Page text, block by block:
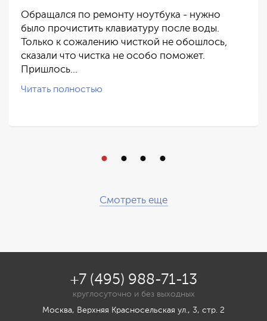
Обращался по ремонту ноутбука - нужно
было прочистить клавиатуру после воды.
Только к сожалению чисткой не обошлось,
сказали что чистка не особо поможет.
Пришлось…
Читать полностью
Смотреть еще
+7 (495) 988-71-13
круглосуточно и без выходных
Москва, Верхняя Красносельская ул., 3, стр. 2